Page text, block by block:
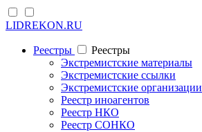
LIDREKON.RU
Реестры
Реестры
Экстремистские материалы
Экстремистские ссылки
Экстремистские организации
Реестр иноагентов
Реестр НКО
Реестр СОНКО